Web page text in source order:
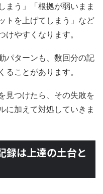
まう」「根拠が弱いまま
トを上げてしまう」など
やすくなります。
パターンも、数回分の記
ことがあります。
見つけたら、その失敗を
に加えて対処していきま
録は上達の土台と